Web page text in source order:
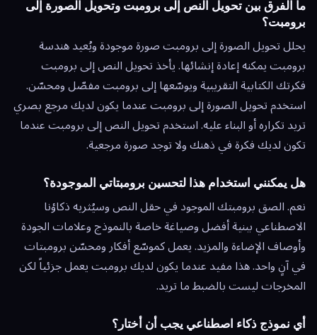
ما الفرق بين تحويل النص إلى برومبت وتحويل الصورة إلى
برومبت؟
يحلل تحويل الصورة إلى برومبت صورة موجودة ويُعيد هندسة
برومبت يمكنه إعادة إنشائها. يأخذ تحويل النص إلى برومبت
فكرتك الكتابية التقريبية ويوسّعها إلى برومبت مفصّل ومحسّن.
استخدم تحويل الصورة إلى برومبت عندما يكون لديك مرجع بصري
تريد تكراره أو البناء عليه. استخدم تحويل النص إلى برومبت عندما
تكون لديك فكرة في ذهنك ولا توجد صورة مرجعية.
هل يمكنني استخدام هذا لتحسين برومبتاتي الموجودة؟
نعم. الصق برومبتك الموجود في حقل النص وسيُثريه ذكاؤنا
الاصطناعي ببنية أفضل وصياغة خاصة بالنموذج وعلامات الجودة
وأوصاف الإضاءة والمزيد. يعمل كموسّع أفكار ومحسّن برومبتات
في آنٍ واحد. هذا مفيد عندما يكون لديك برومبت يعمل جزئياً لكن
المخرجات ليست بالضبط ما تريد.
أي نموذج ذكاء اصطناعي يجب أن أختار؟